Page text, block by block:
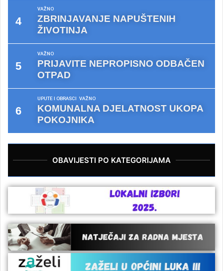
VAŽNO
ZBRINJAVANJE NAPUŠTENIH
ŽIVOTINJA
VAŽNO
PRIJAVITE NEPROPISNO ODBAČEN
OTPAD
UPUTE I OBRASCI VAŽNO
KOMUNALNA DJELATNOST UKOPA
POKOJNIKA
OBAVIJESTI PO KATEGORIJAMA